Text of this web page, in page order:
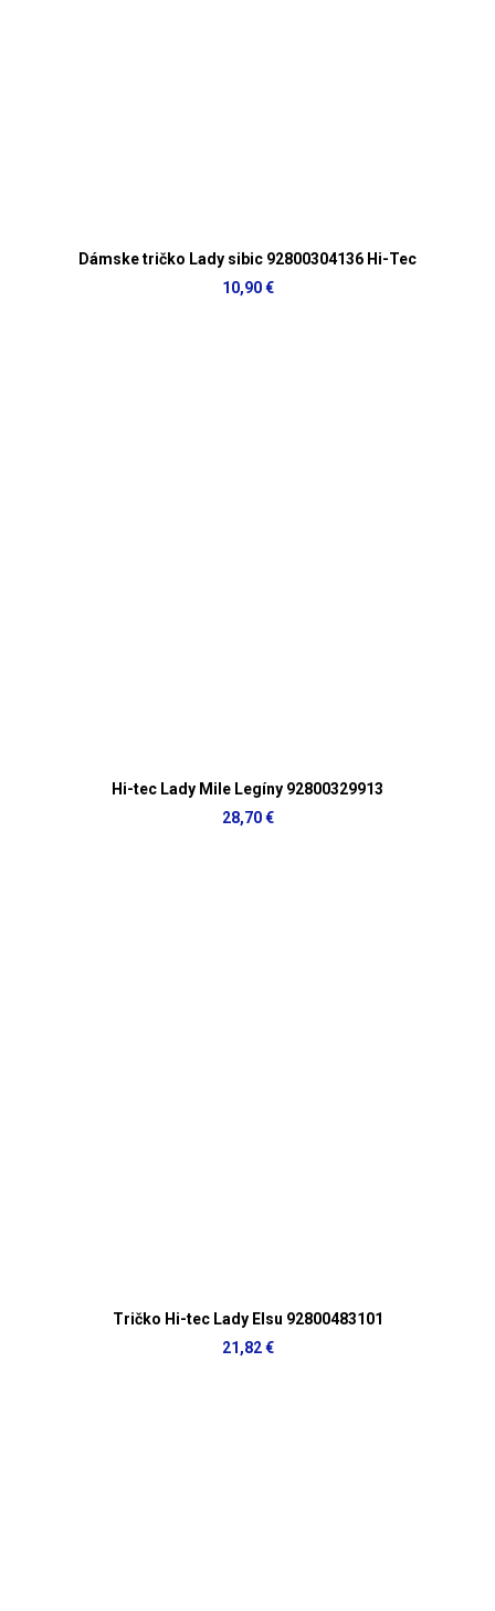
Dámske tričko Lady sibic 92800304136 Hi-Tec
10,90 €
Hi-tec Lady Mile Legíny 92800329913
28,70 €
Tričko Hi-tec Lady Elsu 92800483101
21,82 €